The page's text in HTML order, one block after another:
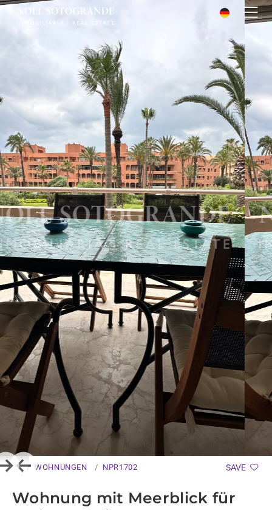
Previous
Next WOHNUNGEN NPR1702 SAVE
Wohnung mit Meerblick für